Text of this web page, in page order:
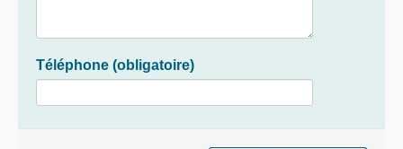
Téléphone (obligatoire)